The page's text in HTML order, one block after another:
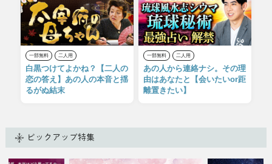
一部無料 二人用
白黒つけてよかね？【二人の
恋の答え】あの人の本音と揺
るがぬ結末
一部無料 二人用
あの人から連絡ナシ。その理
由はあなたと【会いたいor距
離置きたい】
ピックアップ特集